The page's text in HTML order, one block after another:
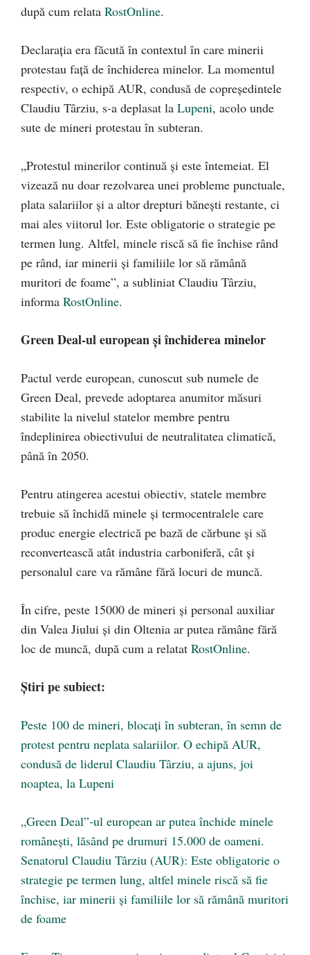
după cum relata RostOnline.
Declarația era făcută în contextul în care minerii
protestau față de închiderea minelor. La momentul
respectiv, o echipă AUR, condusă de copreședintele
Claudiu Târziu, s-a deplasat la Lupeni, acolo unde
sute de mineri protestau în subteran.
„Protestul minerilor continuă și este întemeiat. El
vizează nu doar rezolvarea unei probleme punctuale,
plata salariilor și a altor drepturi bănești restante, ci
mai ales viitorul lor. Este obligatorie o strategie pe
termen lung. Altfel, minele riscă să fie închise rând
pe rând, iar minerii și familiile lor să rămână
muritori de foame”, a subliniat Claudiu Târziu,
informa RostOnline.
Green Deal-ul european și închiderea minelor
Pactul verde european, cunoscut sub numele de
Green Deal, prevede adoptarea anumitor măsuri
stabilite la nivelul statelor membre pentru
îndeplinirea obiectivului de neutralitatea climatică,
până în 2050.
Pentru atingerea acestui obiectiv, statele membre
trebuie să închidă minele și termocentralele care
produc energie electrică pe bază de cărbune și să
reconvertească atât industria carboniferă, cât și
personalul care va rămâne fără locuri de muncă.
În cifre, peste 15000 de mineri și personal auxiliar
din Valea Jiului și din Oltenia ar putea rămâne fără
loc de muncă, după cum a relatat RostOnline.
Știri pe subiect:
Peste 100 de mineri, blocați în subteran, în semn de
protest pentru neplata salariilor. O echipă AUR,
condusă de liderul Claudiu Târziu, a ajuns, joi
noaptea, la Lupeni
„Green Deal”-ul european ar putea închide minele
românești, lăsând pe drumuri 15.000 de oameni.
Senatorul Claudiu Târziu (AUR): Este obligatorie o
strategie pe termen lung, altfel minele riscă să fie
închise, iar minerii și familiile lor să rămână muritori
de foame